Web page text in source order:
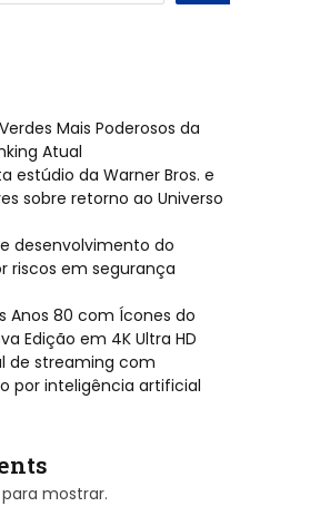
Mais Poderosos da
Atual
estúdio da Warner Bros. e
sobre retorno ao Universo
desenvolvimento do
riscos em segurança
Anos 80 com Ícones do
Edição em 4K Ultra HD
de streaming com
por inteligência artificial
mostrar.